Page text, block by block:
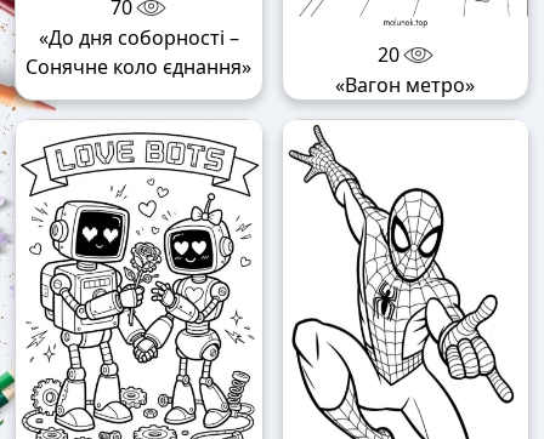
70
«До дня соборності –
Сонячне коло єднання»
20
«Вагон метро»